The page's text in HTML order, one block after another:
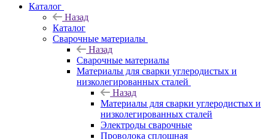
Каталог
Назад
Каталог
Сварочные материалы
Назад
Сварочные материалы
Материалы для сварки углеродистых и
низколегированных сталей
Назад
Материалы для сварки углеродистых и
низколегированных сталей
Электроды сварочные
Проволока сплошная